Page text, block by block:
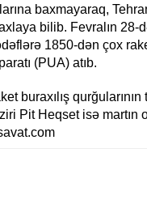
baxmayaraq,
bilib. Fevralın
1850-dən çox
(PUA) atıb.
buraxılış
Pit Heqset isə martın